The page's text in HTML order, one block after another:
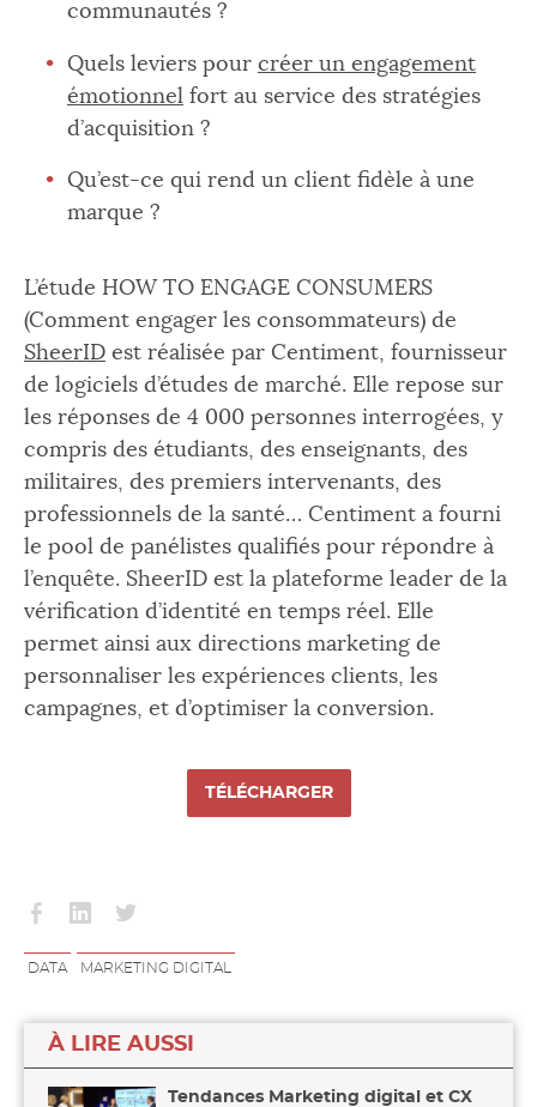
communautés ?
Quels leviers pour créer un engagement
émotionnel fort au service des stratégies
d’acquisition ?
Qu’est-ce qui rend un client fidèle à une
marque ?
L’étude HOW TO ENGAGE CONSUMERS
(Comment engager les consommateurs) de
SheerID est réalisée par Centiment, fournisseur
de logiciels d’études de marché. Elle repose sur
les réponses de 4 000 personnes interrogées, y
compris des étudiants, des enseignants, des
militaires, des premiers intervenants, des
professionnels de la santé… Centiment a fourni
le pool de panélistes qualifiés pour répondre à
l’enquête. SheerID est la plateforme leader de la
vérification d’identité en temps réel. Elle
permet ainsi aux directions marketing de
personnaliser les expériences clients, les
campagnes, et d’optimiser la conversion.
TÉLÉCHARGER
Partager
facebook
Partager
linkedintwitter
DATA MARKETING DIGITAL
À LIRE AUSSI
Tendances Marketing digital et CX